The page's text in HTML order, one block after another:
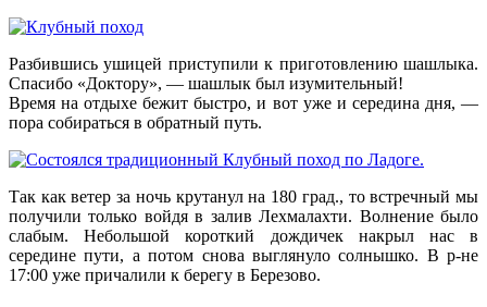
Разбившись ушицей приступили к приготовлению шашлыка.
Спасибо «Доктору», — шашлык был изумительный!
Время на отдыхе бежит быстро, и вот уже и середина дня, —
пора собираться в обратный путь.
Так как ветер за ночь крутанул на 180 град., то встречный мы
получили только войдя в залив Лехмалахти. Волнение было
слабым. Небольшой короткий дождичек накрыл нас в
середине пути, а потом снова выглянуло солнышко. В р-не
17:00 уже причалили к берегу в Березово.